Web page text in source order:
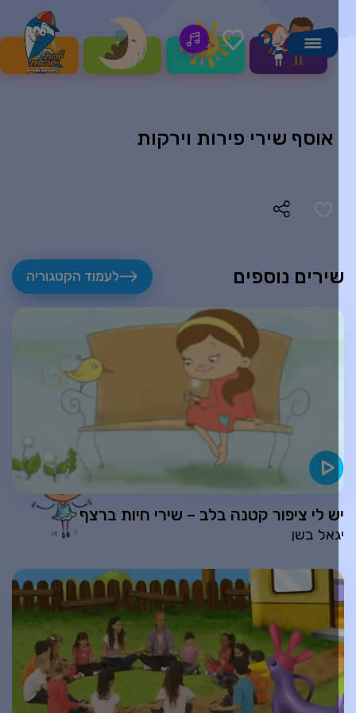
אוסף שירי פירות וירקות
נוספים לעמוד הקטגוריה
לי ציפור קטנה בלב – שירי חיות ברצף
בשן